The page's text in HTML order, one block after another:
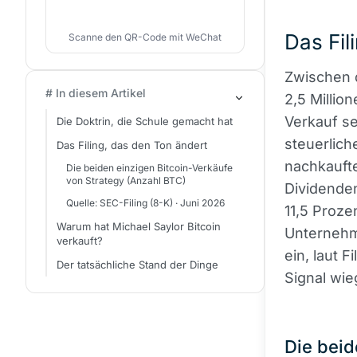
Das
Zwischen
2,5
Verkauf
11,5
ein, laut
Signal
Die
Scanne den QR-Code mit WeChat
# In diesem Artikel
Die Doktrin, die Schule gemacht hat
Das Filing, das den Ton ändert
Die beiden einzigen Bitcoin-Verkäufe
von Strategy (Anzahl BTC)
Quelle: SEC-Filing (8-K) · Juni 2026
Warum hat Michael Saylor Bitcoin
verkauft?
Der tatsächliche Stand der Dinge